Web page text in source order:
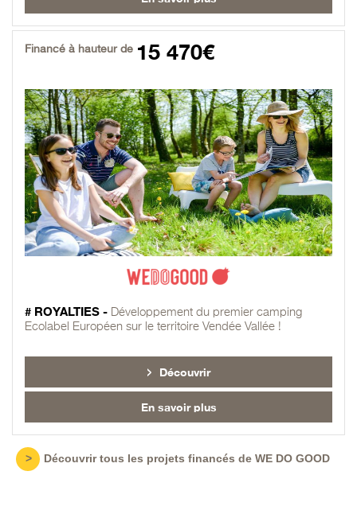
Financé à hauteur de 15 470€
# ROYALTIES - Développement du premier camping
Ecolabel Européen sur le territoire Vendée Vallée !
Découvrir
En savoir plus
> Découvrir tous les projets financés de WE DO GOOD